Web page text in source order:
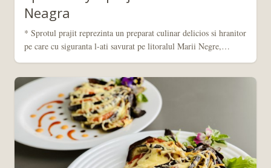
Neagra
* Sprotul prajit reprezinta un preparat culinar delicios si hranitor
pe care cu siguranta l-ati savurat pe litoralul Marii Negre,…